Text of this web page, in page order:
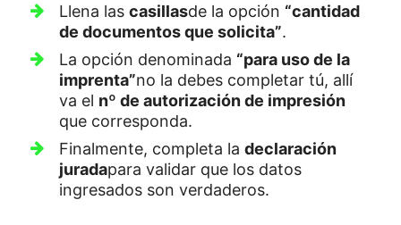
Llena las casillasde la opción “cantidad
de documentos que solicita”.
La opción denominada “para uso de la
imprenta”no la debes completar tú, allí
va el nº de autorización de impresión
que corresponda.
Finalmente, completa la declaración
juradapara validar que los datos
ingresados son verdaderos.